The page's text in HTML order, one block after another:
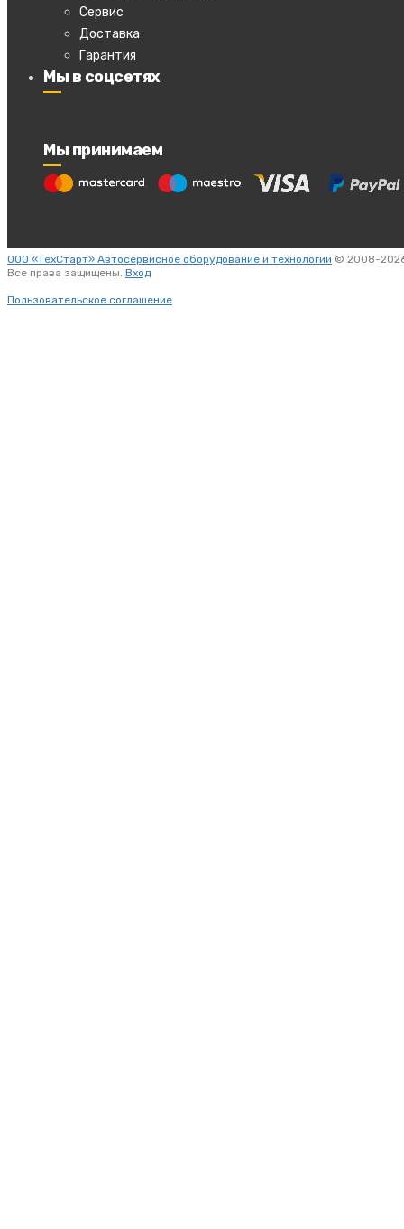
Сервис
Доставка
Гарантия
Мы в соцсетях
Мы принимаем
ООО «ТехСтарт» Автосервисное оборудование и технологии © 2008-
Все права защищены. Вход
Пользовательское соглашение